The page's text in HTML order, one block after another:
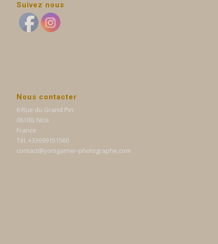
Suivez nous
Nous contacter
6 Rue du Grand Pin
06100, Nice
France
Tél. +33699151560
contact@yonigarner-photographe.com